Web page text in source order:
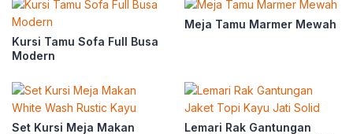
Kursi Tamu Sofa Full Busa
Modern
Meja Tamu Marmer Mewah
Set Kursi Meja Makan
Lemari Rak Gantungan